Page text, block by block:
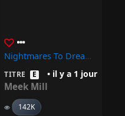
Nightmares To Dreams • Meek Mill
TITRE E • il y a 1 jour
Meek Mill
142K